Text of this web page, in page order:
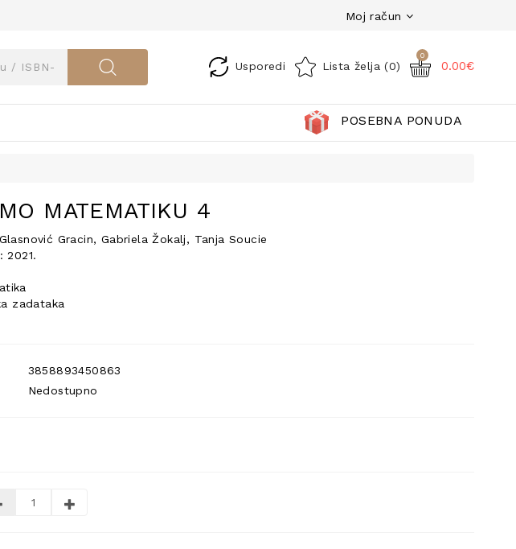
Moj račun
Usporedi Lista želja (0)
0
0.00€
POSEBNA PONUDA
MATEMATIKU 4
Gracin, Gabriela Žokalj, Tanja Soucie
2021.
zadataka
3858893450863
Nedostupno